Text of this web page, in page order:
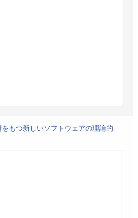
もつ新しいソフトウェアの理論的